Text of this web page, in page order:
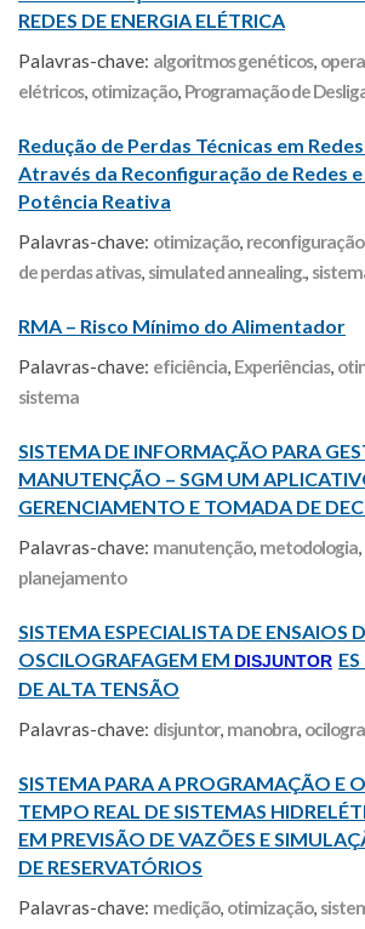
REDES DE ENERGIA ELÉTRICA
Palavras-chave: algoritmos genéticos,
elétricos, otimização, Programação de
Redução de Perdas Técnicas em
Através da Reconfiguração de Redes
Potência Reativa
Palavras-chave: otimização, reconfiguração
de perdas ativas, simulated annealing.,
RMA – Risco Mínimo do Alimentador
Palavras-chave: eficiência, Experiências,
sistema
SISTEMA DE INFORMAÇÃO PARA
MANUTENÇÃO – SGM UM
GERENCIAMENTO E TOMADA DE
Palavras-chave: manutenção, metodologia,
planejamento
SISTEMA ESPECIALISTA DE ENSAIOS
OSCILOGRAFAGEM EM DISJUNTOR
DE ALTA TENSÃO
Palavras-chave: disjuntor, manobra,
SISTEMA PARA A PROGRAMAÇÃO E
TEMPO REAL DE SISTEMAS
EM PREVISÃO DE VAZÕES E
DE RESERVATÓRIOS
Palavras-chave: medição, otimização,